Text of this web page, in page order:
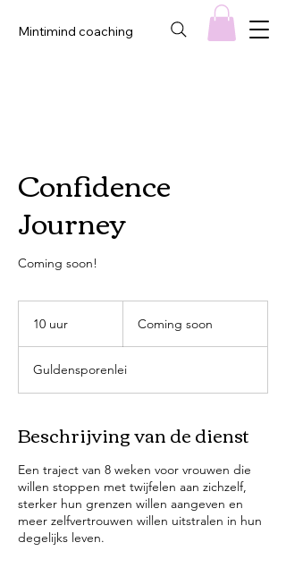
Mintimind coaching
Confidence
Journey
Coming soon!
10 uur
u
r
Coming soon
Guldensporenlei
Beschrijving van de dienst
Een traject van 8 weken voor vrouwen die
willen stoppen met twijfelen aan zichzelf,
sterker hun grenzen willen aangeven en
meer zelfvertrouwen willen uitstralen in hun
degelijks leven.